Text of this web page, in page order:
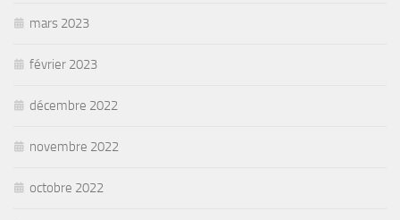
mars 2023
février 2023
décembre 2022
novembre 2022
octobre 2022